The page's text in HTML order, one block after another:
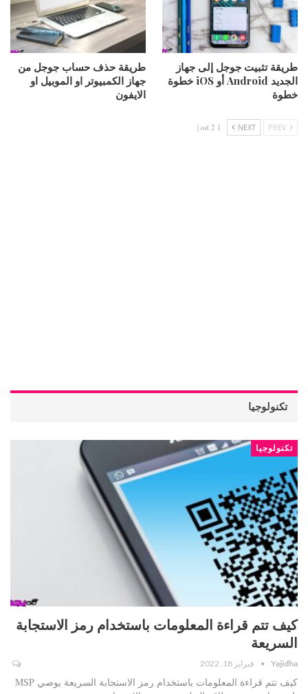
طريقة تثبيت جوجل إلى جهاز
الجديد Android أو iOS خطوة
خطوة
طريقة حذف حساب جوجل من
جهاز الكمبيوتر او الموبيل او
الايفون
NEXT
1 od 2 |
تكنولوجيا
تكنولوجيا
كيف تتم قراءة المعلومات باستخدام رمز الاستجابة
السريعة
Yajidha فبراير 18, 2022
كيف تتم قراءة المعلومات باستخدام رمز الاستجابة السريعة يوصي MSP